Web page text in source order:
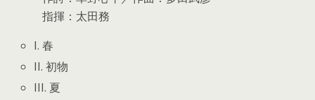
指揮：太田務
I. 春
II. 初物
III. 夏